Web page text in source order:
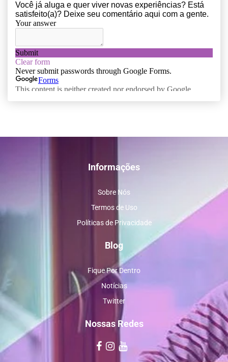
Informações
Sobre Nós
Termos de Uso
Políticas de Privacidade
Blog
Fique Por Dentro
Notícias
Twitter
Nossas Redes